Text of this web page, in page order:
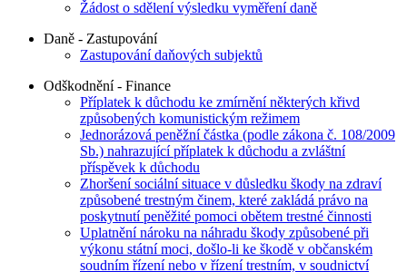
Žádost o sdělení výsledku vyměření daně
Daně - Zastupování
Zastupování daňových subjektů
Odškodnění - Finance
Příplatek k důchodu ke zmírnění některých křivd
způsobených komunistickým režimem
Jednorázová peněžní částka (podle zákona č. 108/2009
Sb.) nahrazující příplatek k důchodu a zvláštní
příspěvek k důchodu
Zhoršení sociální situace v důsledku škody na zdraví
způsobené trestným činem, které zakládá právo na
poskytnutí peněžité pomoci obětem trestné činnosti
Uplatnění nároku na náhradu škody způsobené při
výkonu státní moci, došlo-li ke škodě v občanském
soudním řízení nebo v řízení trestním, v soudnictví